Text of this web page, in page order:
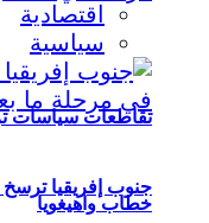
تقاطعات سياسات
خطاب واهيغويا
اقتصادية
سياسية
جنوب إفريقيا